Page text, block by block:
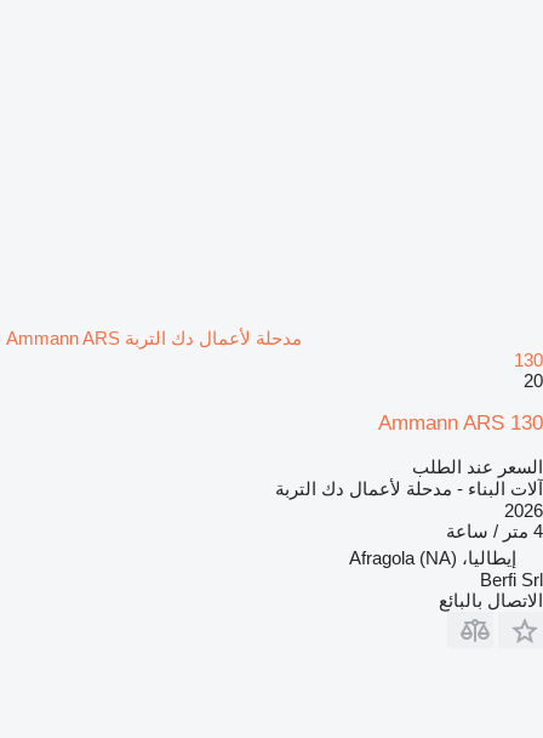
مدحلة لأعمال دك التربة Ammann ARS
130
20
Ammann ARS 130
السعر عند الطلب
آلات البناء - مدحلة لأعمال دك التربة
2026
4 متر / ساعة
إيطاليا، Afragola (NA)
Berfi Srl
الاتصال بالبائع